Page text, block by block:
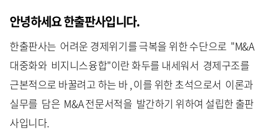
안녕하세요 한출판사입니다.
한출판사는 어려운 경제위기를 극복을 위한 수단으로 "M&A
대중화와 비지니스융합"이란 화두를 내세워서 경제구조를
근본적으로 바꿀려고 하는 바 , 이를 위한 초석으로서 이론과
실무를 담은 M&A 전문서적을 발간하기 위하여 설립한 출판
사입니다.